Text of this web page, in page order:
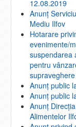
12.08.2019
Anunț
Mediu Ilfov
Hotarare
evenimente/
suspendarea
pentru
Anunţ public
Anunţ public
Anunț
Alimentelor